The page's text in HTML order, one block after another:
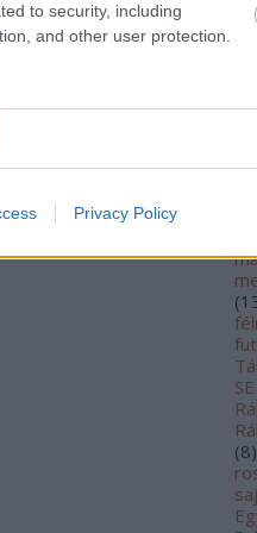
to security, including
and other user protection.
Privacy Policy
(
SE
(8)